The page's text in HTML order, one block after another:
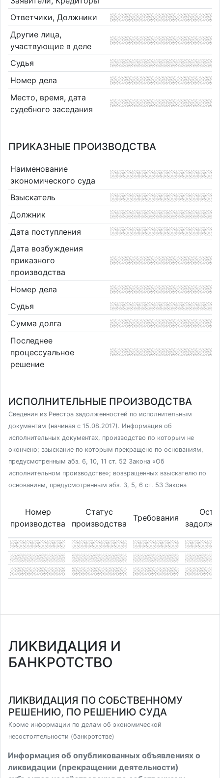
Ответчики, Должники
Другие лица,
участвующие в деле
Судья
Номер дела
Место, время, дата
судебного заседания
ПРИКАЗНЫЕ ПРОИЗВОДСТВА
Наименование
экономического суда
Взыскатель
Должник
Дата поступления
Дата возбуждения
приказного
производства
Номер дела
Судья
Сумма долга
Последнее
процессуальное
решение
ИСПОЛНИТЕЛЬНЫЕ ПРОИЗВОДСТВА
Сведения из Реестра задолженностей по исполнительным
документам (начиная с 15.08.2017). Информация об
исполнительных документах, производство по которым не
окончено; взыскание по которым прекращено по основаниям,
предусмотренным абз. 6, 10, 11 ст. 52 Закона «Об
исполнительном производстве»; возвращенных взыскателю по
основаниям, предусмотренным абз. 3, 5, 6 ст. 53 Закона
Номер
производства
Статус
производства
Требования
ЛИКВИДАЦИЯ И
БАНКРОТСТВО
ЛИКВИДАЦИЯ ПО СОБСТВЕННОМУ
РЕШЕНИЮ, ПО РЕШЕНИЮ СУДА
Кроме информации по делам об экономической
несостоятельности (банкротстве)
Информация об опубликованных объявлениях о
ликвидации (прекращении деятельности)